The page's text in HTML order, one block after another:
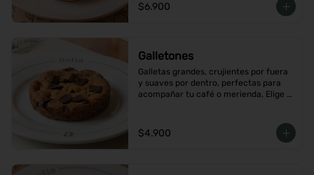
$6.900
Galletones
Galletas grandes, crujientes por fuera
y suaves por dentro, perfectas para
acompañar tu café o merienda, Elige
$4.900